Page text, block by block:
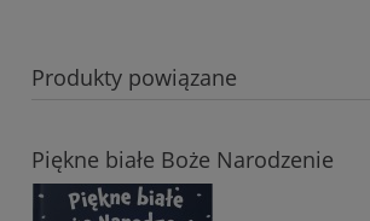
Produkty powiązane
Piękne białe Boże Narodzenie